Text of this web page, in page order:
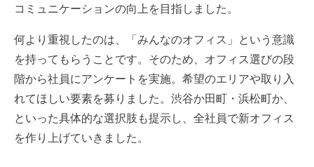
コミュニケーションの向上を目指しました。
何より重視したのは、「みんなのオフィス」という意識
を持ってもらうことです。そのため、オフィス選びの段
階から社員にアンケートを実施。希望のエリアや取り入
れてほしい要素を募りました。渋谷か田町・浜松町か、
といった具体的な選択肢も提示し、全社員で新オフィス
を作り上げていきました。